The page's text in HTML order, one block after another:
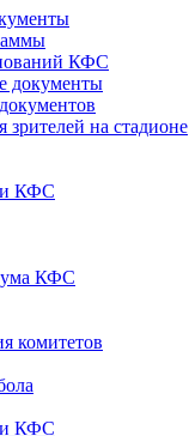
КФС
документы
зрителей на стадионе
КФС
КФС
комитетов
КФС